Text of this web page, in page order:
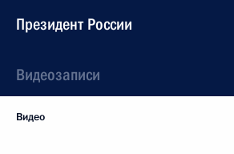
Президент России
Видеозаписи
Видео